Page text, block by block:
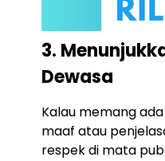
3.
Dewasa
Kalau memang
maaf atau
respek di mata